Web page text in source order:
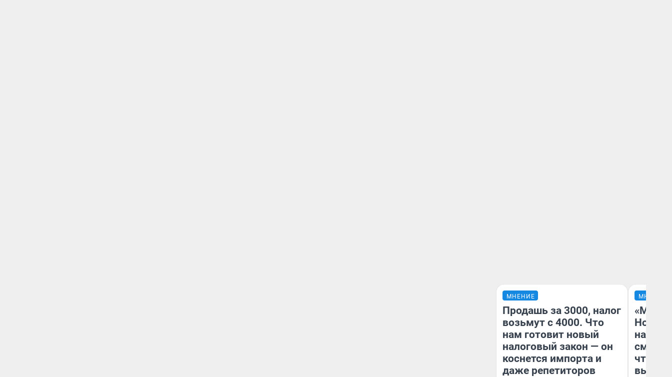
МНЕНИЕ
Продашь за 3000, налог
возьмут с 4000. Что
нам готовит новый
налоговый закон — он
коснется импорта и
даже репетиторов
МНЕНИЕ
«Мы
чтобы